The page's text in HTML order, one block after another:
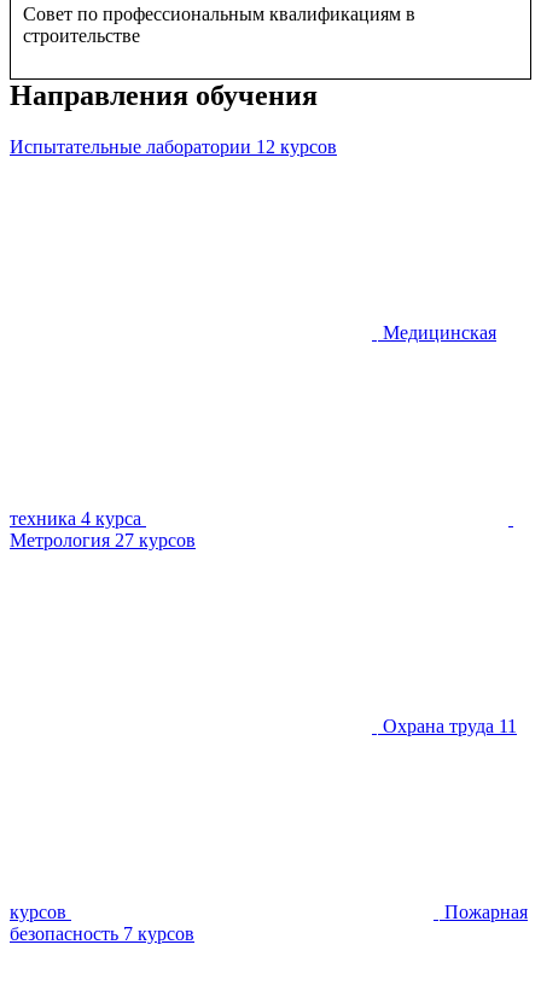
Совет по профессиональным квалификациям в
строительстве
Направления обучения
Испытательные лаборатории 12 курсов
Медицинская
техника 4 курса
Метрология 27 курсов
Охрана труда 11
курсов
Пожарная
безопасность 7 курсов